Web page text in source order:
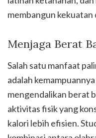
membangun
Menjaga Berat
Salah satu manfaat
adalah
mengendalikan berat
aktivitas fisik yang
kalori lebih efisien.